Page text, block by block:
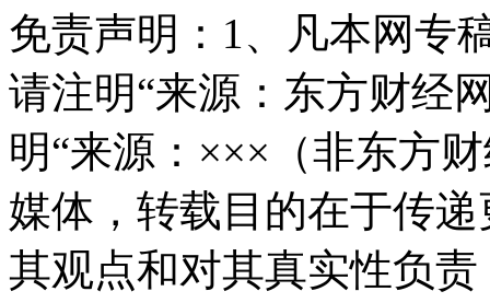
免责声明： 1、凡本网专
请注明“来源：东方财经
明“来源：×××（非东方
媒体，转载目的在于传
其观点和对其真实性负